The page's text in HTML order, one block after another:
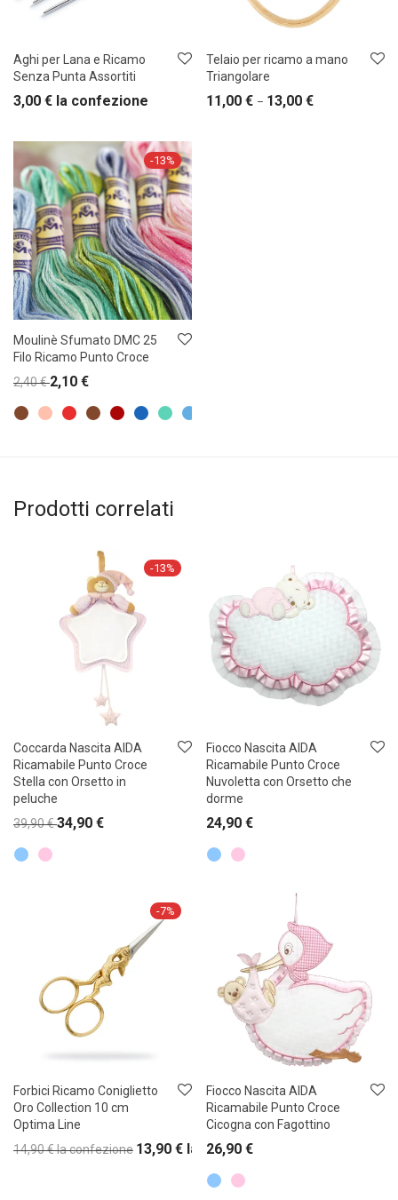
Aghi per Lana e Ricamo
Senza Punta Assortiti
3,00 € la confezione
Telaio per ricamo a mano
Triangolare
11,00 € – 13,00 €
-13%
Moulinè Sfumato DMC 25
Filo Ricamo Punto Croce
2,40€ 2,10 €
Prodotti correlati
-13%
Coccarda Nascita AIDA
Ricamabile Punto Croce
Stella con Orsetto in
peluche
39,90€34,90 €
Fiocco Nascita AIDA
Ricamabile Punto Croce
Nuvoletta con Orsetto che
dorme
24,90 €
-7%
Forbici Ricamo Coniglietto
Oro Collection 10 cm
Optima Line
14,90€la confezione 13,90 € la confezione
Fiocco Nascita AIDA
Ricamabile Punto Croce
Cicogna con Fagottino
26,90 €